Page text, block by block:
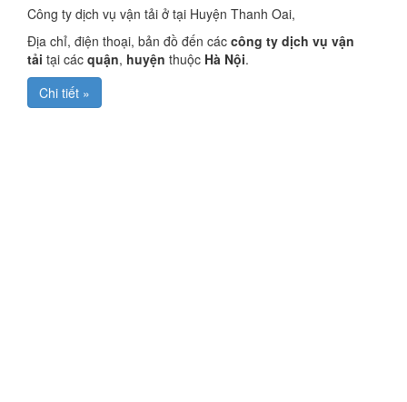
Công ty dịch vụ vận tải ở tại Huyện Thanh Oai,
Địa chỉ, điện thoại, bản đồ đến các công ty dịch vụ vận
tải tại các quận, huyện thuộc Hà Nội.
Chi tiết »